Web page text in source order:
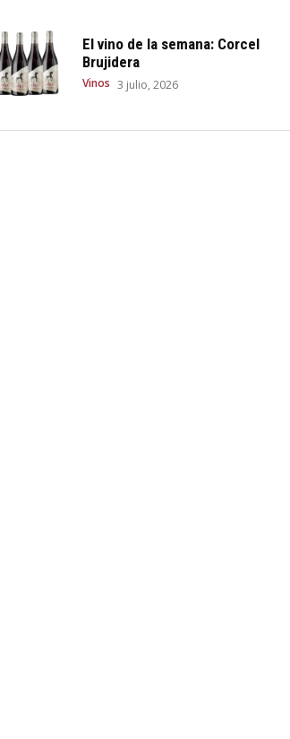
El vino de la semana: Corcel
Brujidera
Vinos 3 julio, 2026